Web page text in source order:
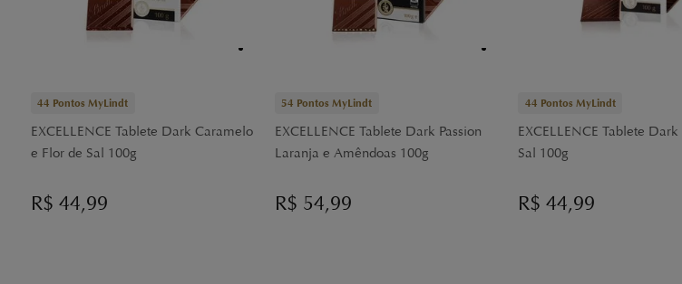
44 Pontos MyLindt
EXCELLENCE Tablete Dark Caramelo
e Flor de Sal 100g
R$ 44,99
54 Pontos MyLindt
EXCELLENCE Tablete Dark Passion
Laranja e Amêndoas 100g
R$ 54,99
44 Pontos MyLindt
EXCELLENCE Tablete
Sal 100g
R$44,99